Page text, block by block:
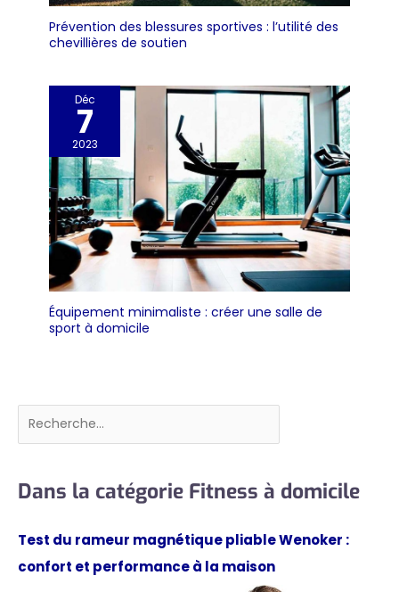
- Que ce soit à
l'extérieur ou à
ou de fitness, notre
tapis yoga xxl peut
répondre à vos
différents besoins
d'entraînement lors
de différentes
occasions
d'entraînement.
Livré avec 1x tapis
de sport extra-
large, 1x chiffon en
microfibre, 1x sac de
rangement et 2x
Prévention des blessures sportives : l’utilité des
chevillières de soutien
Déc
7
2023
Équipement minimaliste : créer une salle de
sport à domicile
Rechercher
Dans la catégorie Fitness à domicile
Test du rameur magnétique pliable Wenoker :
confort et performance à la maison